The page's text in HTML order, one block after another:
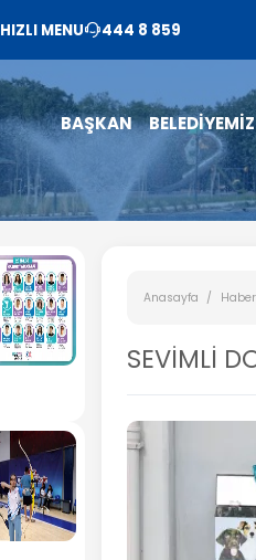
HIZLI MENU 444 8 859
BAŞKAN BELEDİYEMİZ
Anasayfa
SEVİMLİ